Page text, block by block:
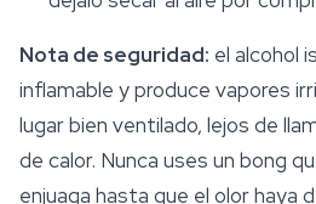
Nota de seguridad: el alcohol
inflamable y produce vapores
lugar bien ventilado, lejos de
de calor. Nunca uses un bong
enjuaga hasta que el olor haya